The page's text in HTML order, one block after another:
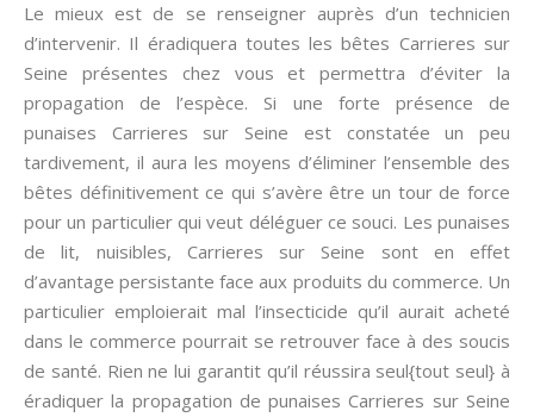
Le mieux est de se renseigner auprès d’un technicien
d’intervenir. Il éradiquera toutes les bêtes Carrieres sur
Seine présentes chez vous et permettra d’éviter la
propagation de l’espèce. Si une forte présence de
punaises Carrieres sur Seine est constatée un peu
tardivement, il aura les moyens d’éliminer l’ensemble des
bêtes définitivement ce qui s’avère être un tour de force
pour un particulier qui veut déléguer ce souci. Les punaises
de lit, nuisibles, Carrieres sur Seine sont en effet
d’avantage persistante face aux produits du commerce. Un
particulier emploierait mal l’insecticide qu’il aurait acheté
dans le commerce pourrait se retrouver face à des soucis
de santé. Rien ne lui garantit qu’il réussira seul{tout seul} à
éradiquer la propagation de punaises Carrieres sur Seine